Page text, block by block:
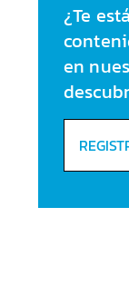
¿Te
en